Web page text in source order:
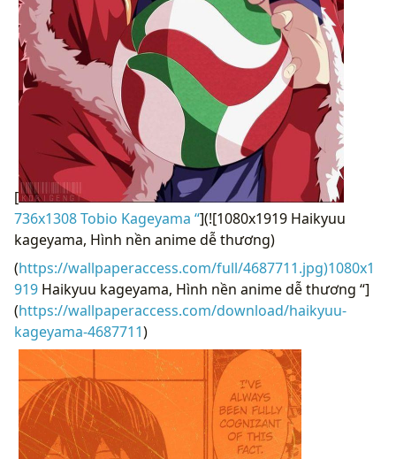
[
736x1308 Tobio Kageyama “](![1080x1919 Haikyuu
kageyama, Hình nền anime dễ thương)
(https://wallpaperaccess.com/full/4687711.jpg)1080x1
919 Haikyuu kageyama, Hình nền anime dễ thương “]
(https://wallpaperaccess.com/download/haikyuu-
kageyama-4687711)